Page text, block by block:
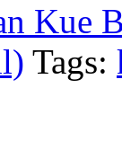
Kue
Tags: